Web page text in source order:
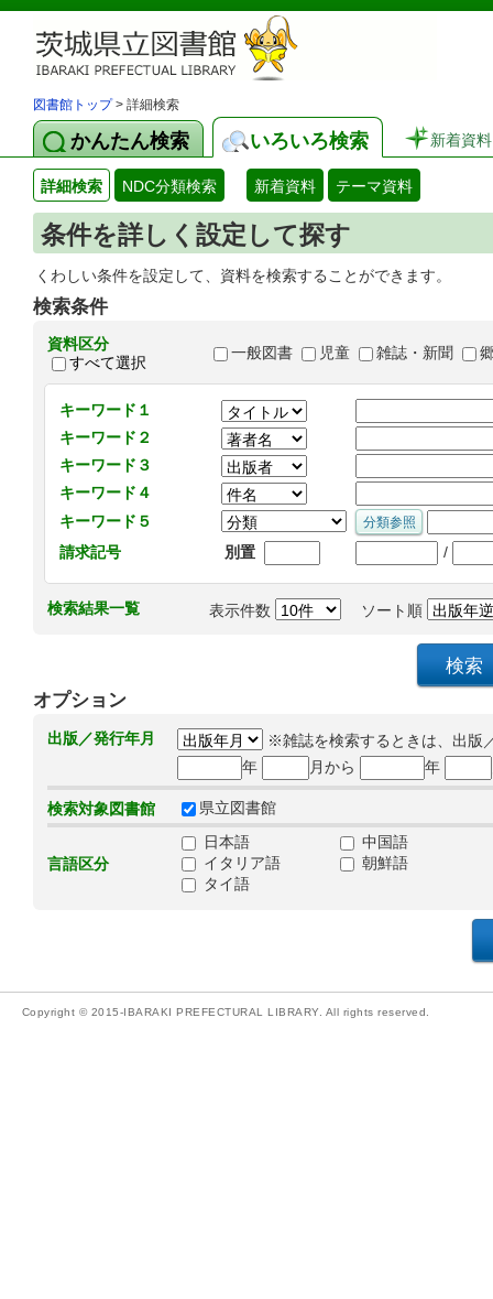
図書館トップ> 詳細検索
かんたん検索 いろいろ検索 新着資料
詳細検索 NDC分類検索 新着資料 テーマ資料
条件を詳しく設定して探す
くわしい条件を設定して、資料を検索することができます。
検索条件
資料区分
すべて選択
一般図書 児童 雑誌・新聞
キーワード１
キーワード２
キーワード３
キーワード４
キーワード５
請求記号
別置 /
検索結果一覧 表示件数 ソート順
オプション
出版／発行年月
※雑誌を検索するときは、出版
年
月から 年
検索対象図書館 県立図書館
言語区分
日本語
中国語
イタリア語
朝鮮語
タイ語
Copyright © 2015-IBARAKI PREFECTURAL LIBRARY. All rights reserved.